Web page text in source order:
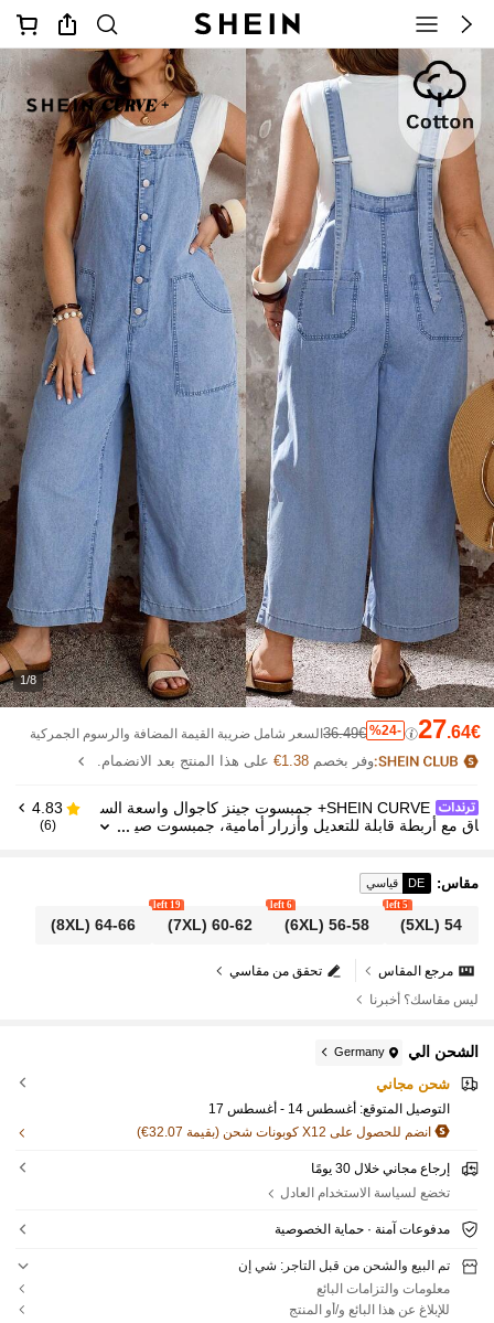
1/8
27.64€
%24-
36.49€ السعر شامل ضريبة القيمة المضافة والرسوم الجمركية
وفر بخصم1.38€ على هذا المنتج بعد الانضمام.
SHEIN CURVE+ جمبسوت جينز كاجوال واسعة الس
اق مع أربطة قابلة للتعديل وأزرار أمامية، جمبسوت صي
ية والشاطئ والعيد
4.83
(6)
مقاس:
DE قياسي
54
(5XL)
5 left
56-58
(6XL)
6 left
60-62
(7XL)
19 left
64-66
(8XL)
تحقق من مقاسي
مرجع المقاس
ليس مقاسك؟ أخبرنا
الشحن الي Germany
شحن مجاني
التوصيل المتوقع: أغسطس 14 - أغسطس 17
انضم للحصول على X12 كوبونات شحن (بقيمة 32.07€)
إرجاع مجاني خلال 30 يومًا
تخضع لسياسة الاستخدام العادل
مدفوعات آمنة · حماية الخصوصية
تم البيع والشحن من قبل التاجر: شي إن
معلومات والتزامات البائع
للإبلاغ عن هذا البائع و/أو المنتج